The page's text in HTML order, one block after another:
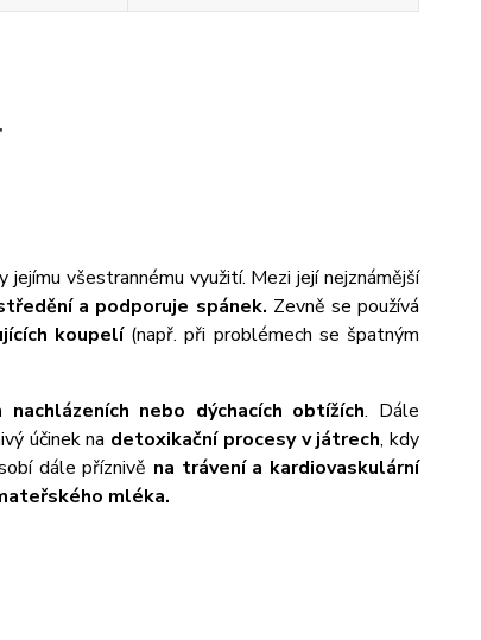
všestrannému využití. Mezi její nejznámější
a podporuje spánek. Zevně se používá
koupelí (např. při problémech se špatným
nachlázeních nebo dýchacích obtížích. Dále
účinek na detoxikační procesy v játrech, kdy
dále příznivě na trávení a kardiovaskulární
mléka.